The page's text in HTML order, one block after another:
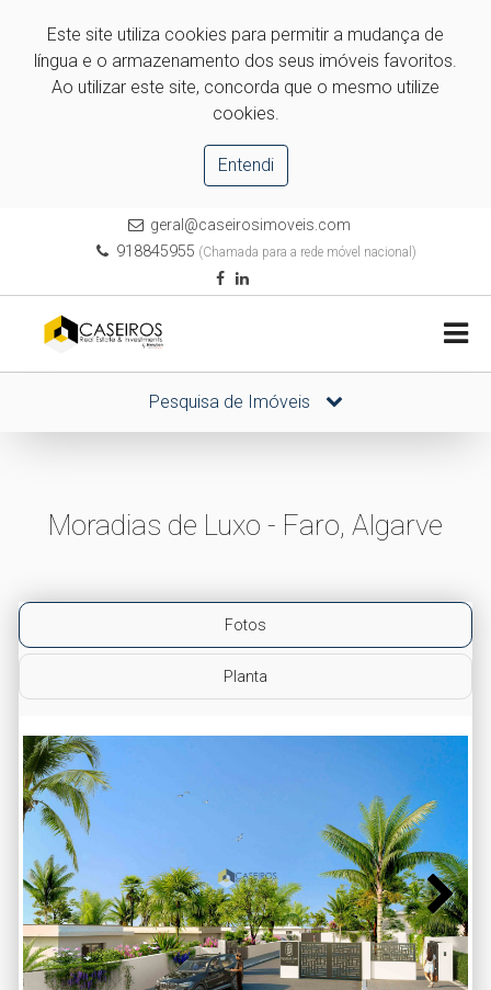
Este site utiliza cookies para permitir a mudança de
língua e o armazenamento dos seus imóveis favoritos.
Ao utilizar este site, concorda que o mesmo utilize
cookies.
Entendi
geral@caseirosimoveis.com
918845955 (Chamada para a rede móvel nacional)
Pesquisa de Imóveis
Moradias de Luxo - Faro, Algarve
Fotos
Planta
Next